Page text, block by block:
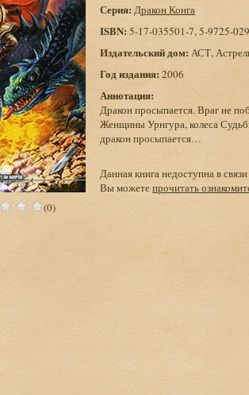
(0)
Серия: Дракон Конга
ISBN:5-17-035501-7, 5-9725-
Издательский дом: АСТ,
Год издания: 2006
Аннотация:
Дракон просыпается. Враг не
Женщины Урнгура, колеса
дракон просыпается…
Данная книга недоступна в
Вы можетепрочитать